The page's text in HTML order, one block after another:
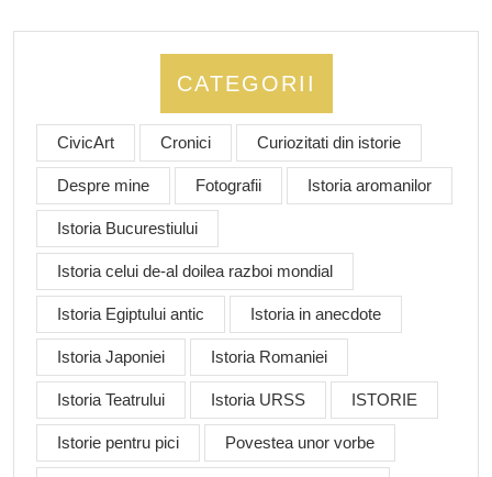
CATEGORII
CivicArt Cronici Curiozitati din istorie
Despre mine Fotografii Istoria aromanilor
Istoria Bucurestiului
Istoria celui de-al doilea razboi mondial
Istoria Egiptului antic Istoria in anecdote
Istoria Japoniei Istoria Romaniei
Istoria Teatrului Istoria URSS ISTORIE
Istorie pentru pici Povestea unor vorbe